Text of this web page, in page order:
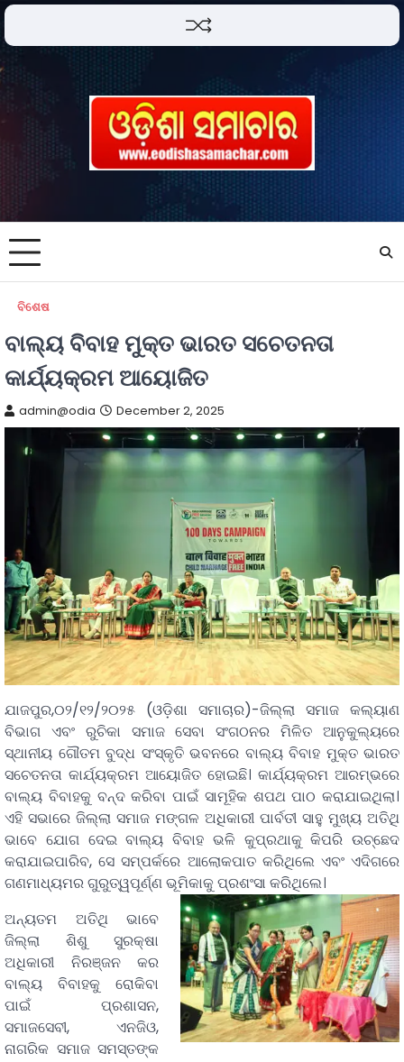
ବିଶେଷ
ବାଲ୍ୟ ବିବାହ ମୁକ୍ତ ଭାରତ ସଚେତନତା
କାର୍ଯ୍ୟକ୍ରମ ଆୟୋଜିତ
admin@odia December 2, 2025
ଯାଜପୁର,୦୨/୧୨/୨୦୨୫ (ଓଡ଼ିଶା ସମାଚାର)-ଜିଲ୍ଲା ସମାଜ କଲ୍ୟାଣ
ବିଭାଗ ଏବଂ ରୁଚିକା ସମାଜ ସେବା ସଂଗଠନର ମିଳିତ ଆନୁକୁଲ୍ୟରେ
ସ୍ଥାନୀୟ ଗୌତମ ବୁଦ୍ଧ ସଂସ୍କୃତି ଭବନରେ ବାଲ୍ୟ ବିବାହ ମୁକ୍ତ ଭାରତ
ସଚେତନତା କାର୍ଯ୍ୟକ୍ରମ ଆୟୋଜିତ ହୋଇଛି। କାର୍ଯ୍ୟକ୍ରମ ଆରମ୍ଭରେ
ବାଲ୍ୟ ବିବାହକୁ ବନ୍ଦ କରିବା ପାଇଁ ସାମୂହିକ ଶପଥ ପାଠ କରାଯାଇଥିଲା।
ଏହି ସଭାରେ ଜିଲ୍ଲା ସମାଜ ମଙ୍ଗଳ ଅଧିକାରୀ ପାର୍ବତୀ ସାହୁ ମୁଖ୍ୟ ଅତିଥି
ଭାବେ ଯୋଗ ଦେଇ ବାଲ୍ୟ ବିବାହ ଭଳି କୁପ୍ରଥାକୁ କିପରି ଉଚ୍ଛେଦ
କରାଯାଇପାରିବ, ସେ ସମ୍ପର୍କରେ ଆଲୋକପାତ କରିଥିଲେ ଏବଂ ଏଦିଗରେ
ଗଣମାଧ୍ୟମର ଗୁରୁତ୍ୱପୂର୍ଣ୍ଣ ଭୂମିକାକୁ ପ୍ରଶଂସା କରିଥିଲେ।
ଅନ୍ୟତମ ଅତିଥି ଭାବେ
ଜିଲ୍ଲା ଶିଶୁ ସୁରକ୍ଷା
ଅଧିକାରୀ ନିରଞ୍ଜନ କର
ବାଲ୍ୟ ବିବାହକୁ ରୋକିବା
ପାଇଁ ପ୍ରଶାସନ,
ସମାଜସେବୀ, ଏନଜିଓ,
ନାଗରିକ ସମାଜ ସମସ୍ତଙ୍କ